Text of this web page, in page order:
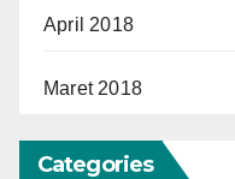
April 2018
Maret 2018
Categories